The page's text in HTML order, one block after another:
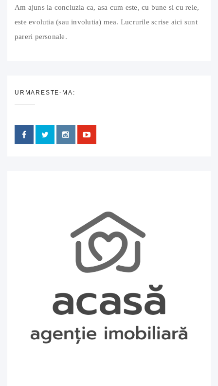
Am ajuns la concluzia ca, asa cum este, cu bune si cu rele,
este evolutia (sau involutia) mea. Lucrurile scrise aici sunt
pareri personale.
URMARESTE-MA: